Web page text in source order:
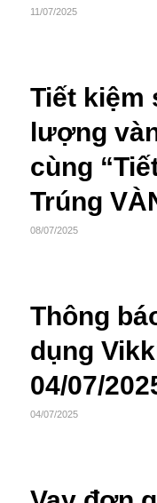
11/07/2025
Tiết kiệm
lượng
cùng
Trúng
08/07/2025
Thông
dụng
04/07/
04/07/2025